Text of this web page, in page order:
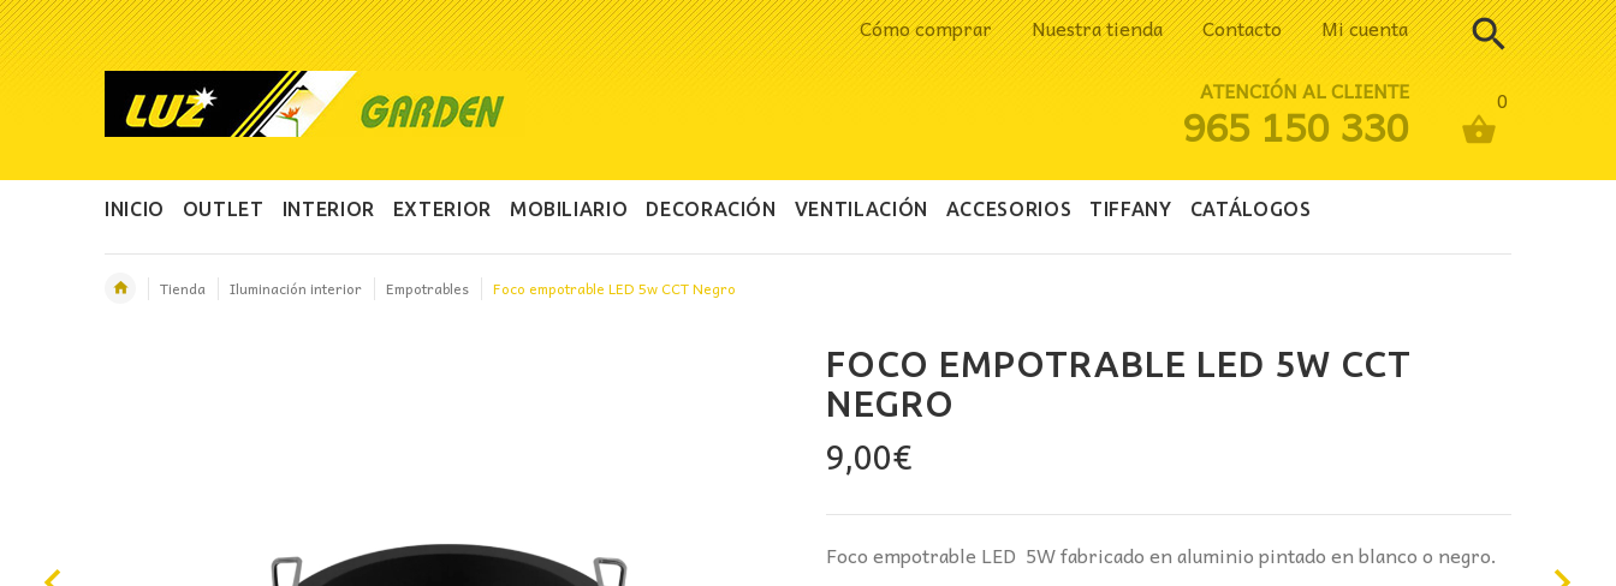
Cómo comprar Nuestra tienda Contacto Mi cuenta
0
ATENCIÓN AL CLIENTE
965 150 330
INICIO OUTLET INTERIOR EXTERIOR MOBILIARIO DECORACIÓN VENTILACIÓN ACCESORIOS TIFFANY CATÁLOGOS
Tienda Iluminación interior Empotrables Foco empotrable LED 5w CCT Negro
FOCO EMPOTRABLE LED 5W CCT
NEGRO
9,00€
Foco empotrable LED 5W fabricado en aluminio pintado en blanco o negro.